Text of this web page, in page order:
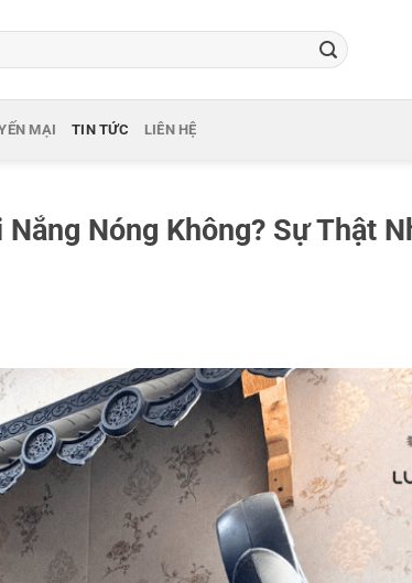
MẠI TIN TỨC LIÊN HỆ
Nóng Không? Sự Thật